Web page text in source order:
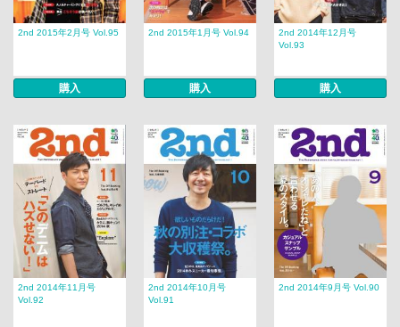
2nd 2015年2月号 Vol.95
購入
2nd 2015年1月号 Vol.94
購入
2nd 2014年12月号
Vol.93
購入
2nd 2014年11月号
Vol.92
2nd 2014年10月号
Vol.91
2nd 2014年9月号 Vol.90